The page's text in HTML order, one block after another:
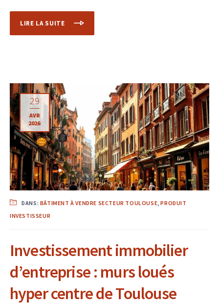
LIRE LA SUITE
29
AVR
2026
DANS: BÂTIMENT À VENDRE SECTEUR TOULOUSE ,PRODUIT
INVESTISSEUR
Investissement immobilier
d’entreprise : murs loués
hyper centre de Toulouse